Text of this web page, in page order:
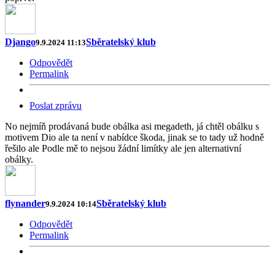
Django9.9.2024 11:13Sběratelský klub
Odpovědět
Permalink
Poslat zprávu
No nejmíň prodávaná bude obálka asi megadeth, já chtěl obálku s
motivem Dio ale ta není v nabídce škoda, jinak se to tady už hodně
řešilo ale Podle mě to nejsou žádní limítky ale jen alternativní
obálky.
flynander9.9.2024 10:14Sběratelský klub
Odpovědět
Permalink